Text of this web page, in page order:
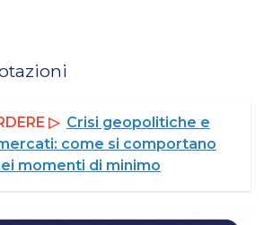
▷ Crisi geopolitiche e
come si comportano
momenti di minimo